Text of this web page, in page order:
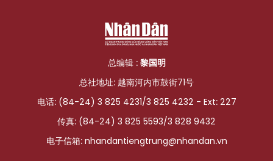
总编辑 : 黎国明
总社地址: 越南河内市鼓街71号
电话: (84-24) 3 825 4231/3 825 4232 - Ext: 227
传真: (84-24) 3 825 5593/3 828 9432
电子信箱: nhandantiengtrung@nhandan.vn